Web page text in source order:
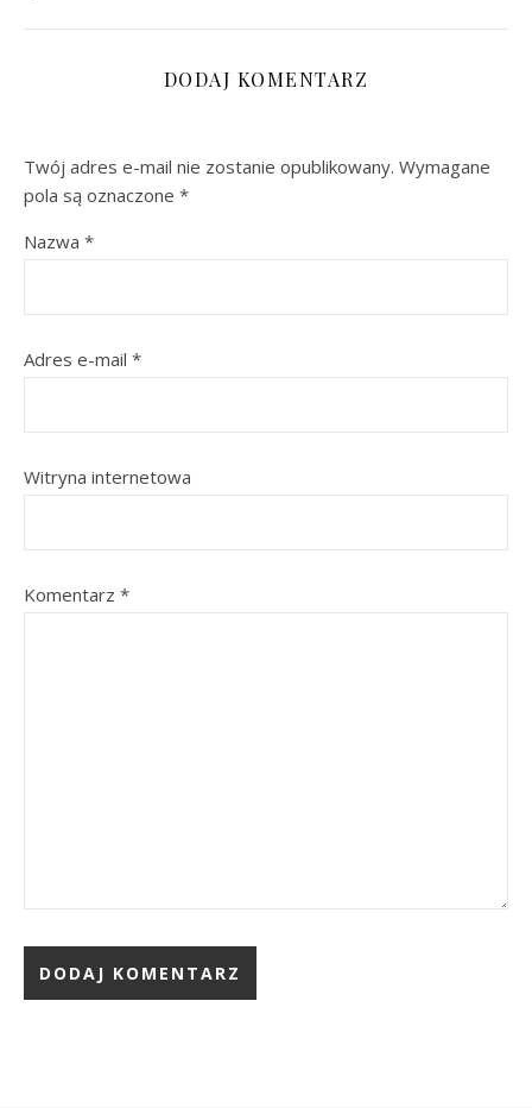
DODAJ KOMENTARZ
Twój adres e-mail nie zostanie opublikowany. Wymagane
pola są oznaczone *
Nazwa *
Adres e-mail *
Witryna internetowa
Komentarz *